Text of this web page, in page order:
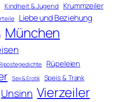
Kindheit & Jugend Krummzeiler
Liebe und Beziehung
München
Rüpeleien
Sex & Erotik Speis & Trank
Unsinn Vierzeiler